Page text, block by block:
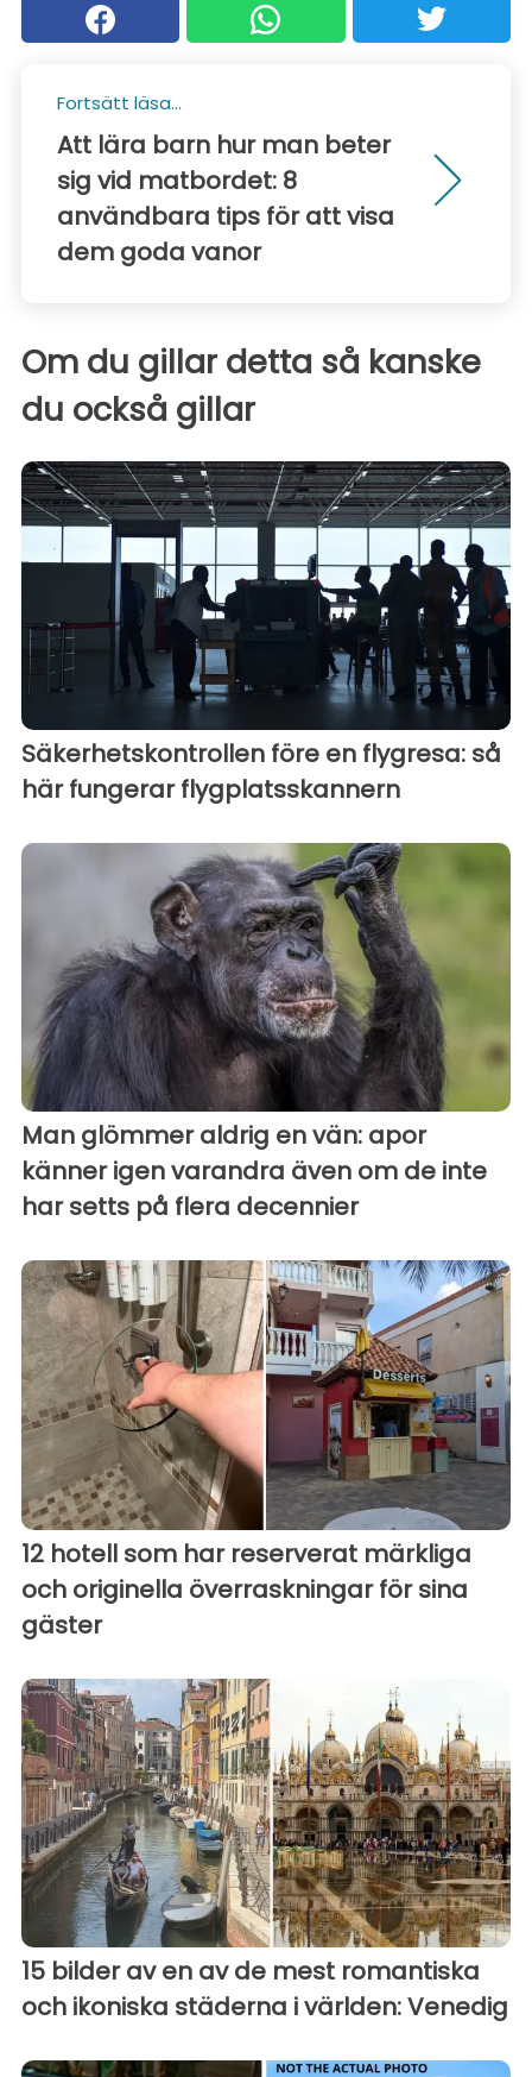
Fortsätt läsa...
Att lära barn hur man beter
sig vid matbordet: 8
användbara tips för att visa
dem goda vanor
Om du gillar detta så kanske
du också gillar
Säkerhetskontrollen före en flygresa: så
här fungerar flygplatsskannern
Man glömmer aldrig en vän: apor
känner igen varandra även om de inte
har setts på flera decennier
12 hotell som har reserverat märkliga
och originella överraskningar för sina
gäster
15 bilder av en av de mest romantiska
och ikoniska städerna i världen: Venedig